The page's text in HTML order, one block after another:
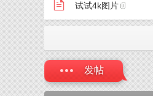
试试4k图片
发帖